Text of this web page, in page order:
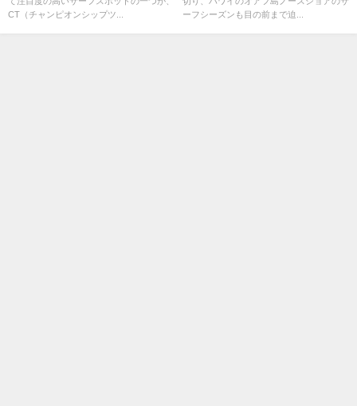
CT（チャンピオンシップツ...
ーフシーズンも目の前まで迫...